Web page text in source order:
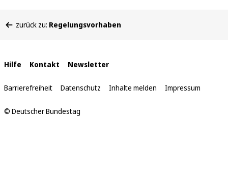
befinden
zurück zu: Regelungsvorhaben
Interne
Links
Hilfe Kontakt Newsletter
Barrierefreiheit Datenschutz Inhalte melden Impressum
© Deutscher Bundestag